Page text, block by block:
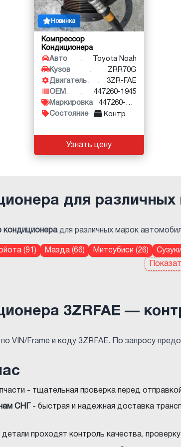
Новинка
Компрессор
Кондиционера
Авто
Toyota Noah
Кузов
ZRR70G
Двигатель
3ZR-FAE
OEM
447260-1945
Маркировка
447260-1945
Состояние
Контракт
Узнать цену
для
кондиционерадля различных марок
(91) Мазда (66) Митсубиси (26)
3ZRFAE —
VIN/Frame и коду 3ZRFAE. По запросу
- тщательная проверка перед
СНГ
- быстрая и надежная доставка
детали проходят контроль качества,